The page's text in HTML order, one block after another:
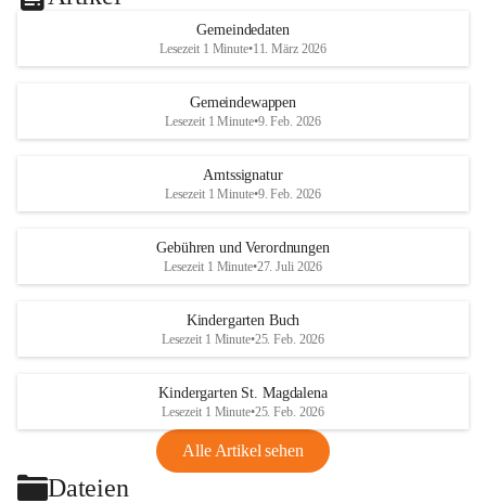
Gemeindedaten
Lesezeit 1 Minute•11. März 2026
Gemeindewappen
Lesezeit 1 Minute•9. Feb. 2026
Amtssignatur
Lesezeit 1 Minute•9. Feb. 2026
Gebühren und Verordnungen
Lesezeit 1 Minute•27. Juli 2026
Kindergarten Buch
Lesezeit 1 Minute•25. Feb. 2026
Kindergarten St. Magdalena
Lesezeit 1 Minute•25. Feb. 2026
Alle Artikel sehen
Dateien